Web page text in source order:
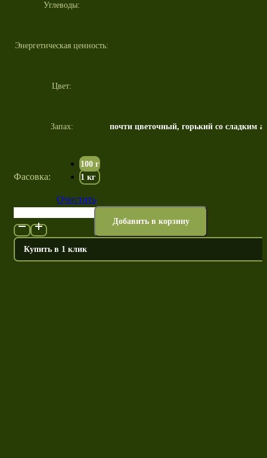
Углеводы:
Энергетическая ценность:
Цвет:
Запах: почти цветочный, горький со сладким
Фасовка:
100 г
1 кг
Очистить
товара
Юдзу
порошок
Добавить в корзину
Купить в 1 клик